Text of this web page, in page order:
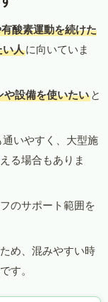
酸素運動を続けた
い人に向いていま
や設備を使いたい と
いやすく、大型施
る場合もありま
のサポート範囲を
め、混みやすい時
す。